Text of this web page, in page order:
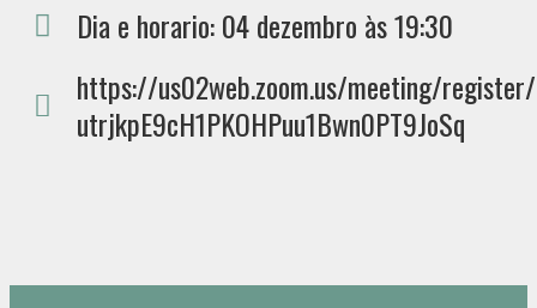
Dia e horario: 04 dezembro às 19:30
https://us02web.zoom.us/meeting/
utrjkpE9cH1PKOHPuu1Bwn0PT9JoSq